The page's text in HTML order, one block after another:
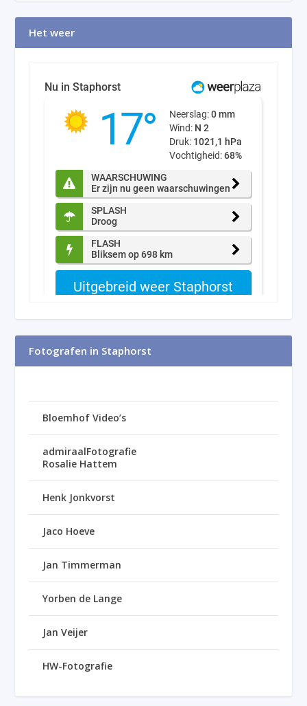
Het weer
Fotografen in Staphorst
Bloemhof Video’s
admiraalFotografie
Rosalie Hattem
Henk Jonkvorst
Jaco Hoeve
Jan Timmerman
Yorben de Lange
Jan Veijer
HW-Fotografie